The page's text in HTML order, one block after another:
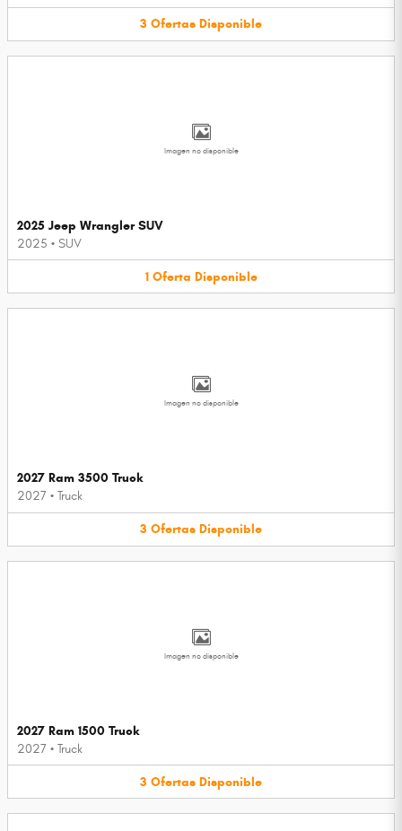
3 Ofertas Disponible
Imagen no disponible
2025 Jeep Wrangler SUV
2025 • SUV
1 Oferta Disponible
Imagen no disponible
2027 Ram 3500 Truck
2027 • Truck
3 Ofertas Disponible
Imagen no disponible
2027 Ram 1500 Truck
2027 • Truck
3 Ofertas Disponible